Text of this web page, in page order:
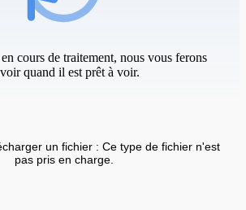
cours de traitement, nous vous ferons
quand il est prêt à voir.
un fichier : Ce type de fichier n'est
pas pris en charge.